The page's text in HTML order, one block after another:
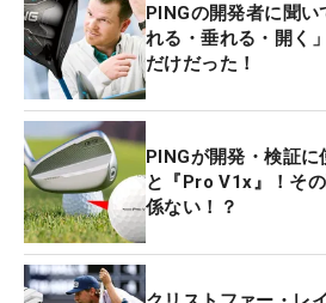
PINGの開発者に聞
れる・垂れる・開く
だけだった！
PINGが開発・検証
と『Pro V1x』！そ
係ない！？